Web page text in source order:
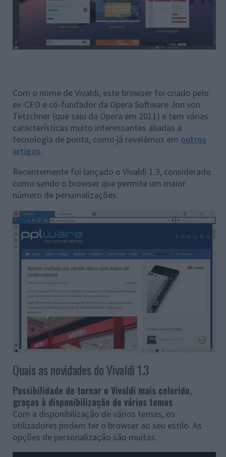
Com o nome de Vivaldi, este browser foi criado pelo
ex-CEO e co-fundador da Opera Software Jon von
Tetzchner (que saiu da Opera em 2011) e tem várias
características muito interessantes aliadas a
tecnologia de ponta, como já revelámos em outros
artigos.
Recentemente foi lançado o Vivaldi 1.3, considerado
como sendo o browser que permite um maior
número de personalizações.
Quais as novidades do Vivaldi 1.3
Possibilidade de tornar o Vivaldi mais colorido,
graças à disponibilização de vários temas
Com a disponibilização de vários temas, os
utilizadores podem ter o browser ao seu estilo. As
opções de personalização são muitas.